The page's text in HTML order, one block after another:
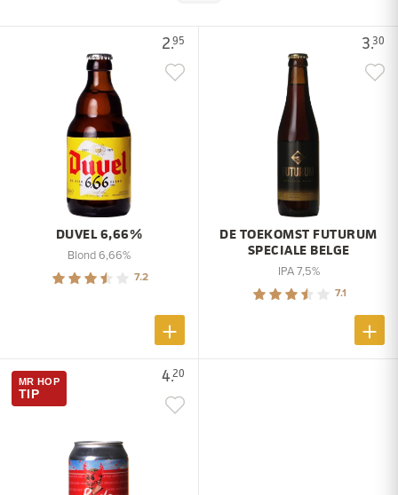
2.95
DUVEL 6,66%
Blond 6,66%
7.2
3.30
DE TOEKOMST FUTURUM
SPECIALE BELGE
IPA 7,5%
7.1
4.20
MR HOP
TIP